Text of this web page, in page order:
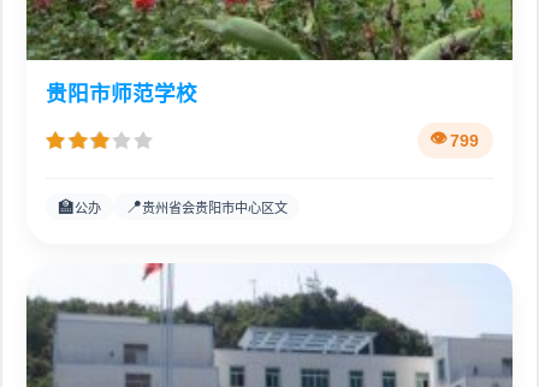
贵阳市师范学校
799
🏫公办 📍贵州省会贵阳市中心区文